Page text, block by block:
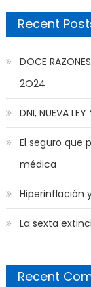
Recent
DOCE
2O24
DNI, NUEVA
El seguro que
médica
Hiperinflación
La sexta
Recent